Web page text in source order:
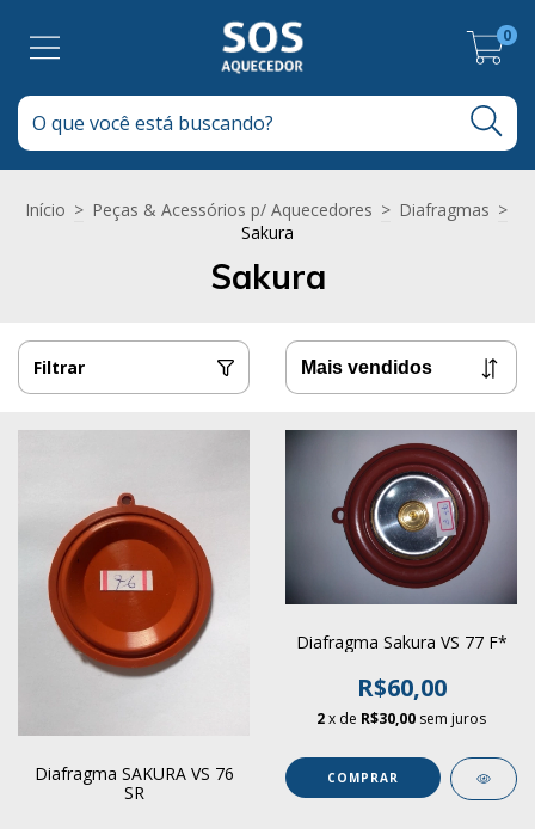
0
Início > Peças & Acessórios p/ Aquecedores > Diafragmas >
Sakura
Sakura
Filtrar
Diafragma SAKURA VS 76
SR
Diafragma Sakura VS 77 F*
R$60,00
2x de R$30,00 sem juros
COMPRAR